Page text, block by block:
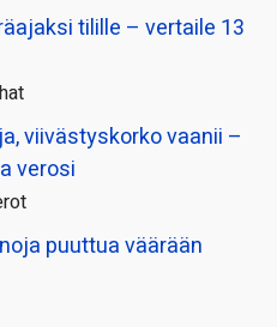
tilille – vertaile 13
viivästyskorko vaanii –
verosi
puuttua väärään